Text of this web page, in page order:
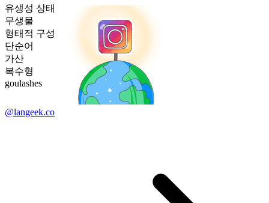
유생성 상태
무생물
형태적 구성
단순어
가산
복수형
goulashes
@langeek.co